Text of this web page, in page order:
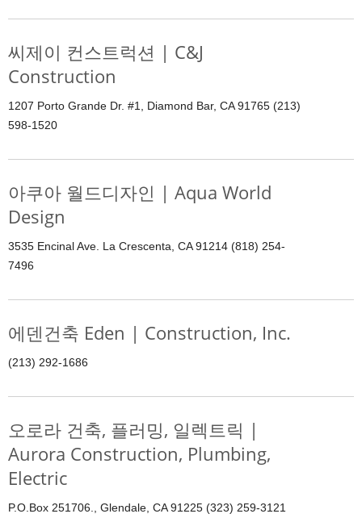
씨제이 컨스트럭션 | C&J
Construction
1207 Porto Grande Dr. #1, Diamond Bar, CA 91765 (213)
598-1520
아쿠아 월드디자인 | Aqua World
Design
3535 Encinal Ave. La Crescenta, CA 91214 (818) 254-
7496
에덴건축 Eden | Construction, Inc.
(213) 292-1686
오로라 건축, 플러밍, 일렉트릭 |
Aurora Construction, Plumbing,
Electric
P.O.Box 251706., Glendale, CA 91225 (323) 259-3121